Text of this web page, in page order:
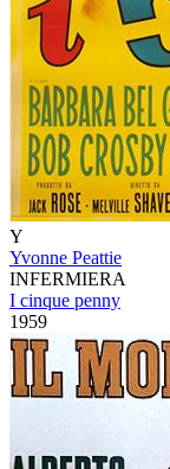
Y
Yvonne Peattie
INFERMIERA
I cinque penny
1959